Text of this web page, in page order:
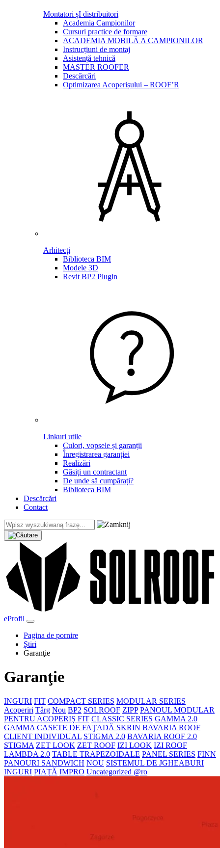
Montatori șI distribuitori
Academia Campionilor
Cursuri practice de formare
ACADEMIA MOBILĂ A CAMPIONILOR
Instrucțiuni de montaj
Asistență tehnică
MASTER ROOFER
Descărcări
Optimizarea Acoperișului – ROOF’R
Arhitecți
Biblioteca BIM
Modele 3D
Revit BP2 Plugin
Linkuri utile
Culori, vopsele și garanții
Înregistrarea garanției
Realizări
Găsiți un contractant
De unde să cumpărați?
Biblioteca BIM
Descărcări
Contact
eProfil
Pagina de pornire
Știri
Garanţie
Garanţie
INGURI FIT COMPACT SERIES MODULAR SERIES
Acoperiri Târg Nou BP2 SOLROOF ZIPP PANOUL MODULAR
PENTRU ACOPERIȘ FIT CLASSIC SERIES GAMMA 2.0
GAMMA CASETE DE FAŢADĂ SKRIN BAVARIA ROOF
CLIENT INDIVIDUAL STIGMA 2.0 BAVARIA ROOF 2.0
STIGMA ZET LOOK ZET ROOF IZI LOOK IZI ROOF
LAMBDA 2.0 TABLE TRAPEZOIDALE PANEL SERIES FINN
PANOURI SANDWICH NOU SISTEMUL DE JGHEABURI
INGURI PIAȚĂ IMPRO Uncategorized @ro